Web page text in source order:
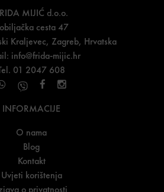
MIJIĆ d.o.o.
cesta 47
Kraljevec, Zagreb, Hrvatska
info@frida-mijic.hr
01 2047 608
INFORMACIJE
O nama
Blog
Kontakt
Uvjeti korištenja